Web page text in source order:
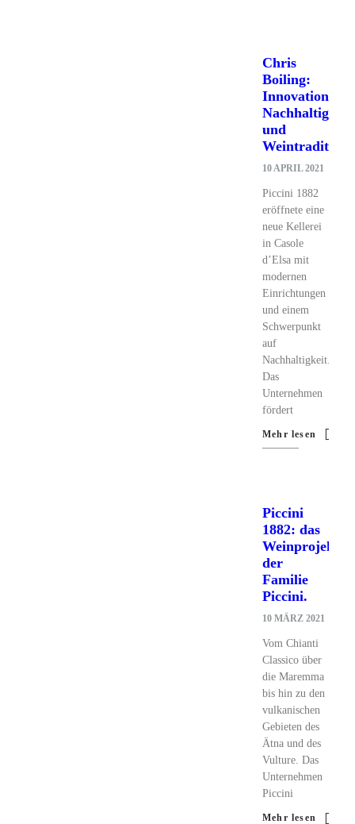
Chris
Boiling:
Innovation,
Nachhaltigkeit
und
Weintradition
10 APRIL 2021
Piccini 1882
eröffnete eine
neue Kellerei
in Casole
d’Elsa mit
modernen
Einrichtungen
und einem
Schwerpunkt
auf
Nachhaltigkeit.
Das
Unternehmen
fördert
Mehr lesen
Piccini
1882: das
Weinprojekt
der
Familie
Piccini.
10 MÄRZ 2021
Vom Chianti
Classico über
die Maremma
bis hin zu den
vulkanischen
Gebieten des
Ätna und des
Vulture. Das
Unternehmen
Piccini
Mehr lesen